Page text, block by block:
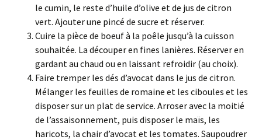
le cumin, le reste d’huile d’olive et de jus de citron
vert. Ajouter une pincé de sucre et réserver.
Cuire la pièce de boeuf à la poêle jusqu’à la cuisson
souhaitée. La découper en fines lanières. Réserver en
gardant au chaud ou en laissant refroidir (au choix).
Faire tremper les dés d’avocat dans le jus de citron.
Mélanger les feuilles de romaine et les ciboules et les
disposer sur un plat de service. Arroser avec la moitié
de l’assaisonnement, puis disposer le maïs, les
haricots, la chair d’avocat et les tomates. Saupoudrer